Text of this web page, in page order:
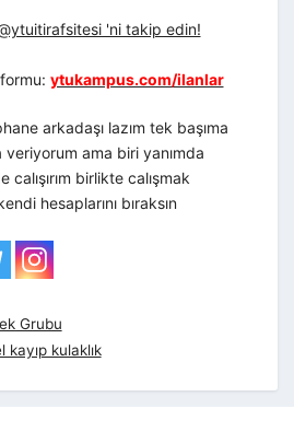
'ni takip edin!
ytukampus.com/ilanlar
arkadaşı lazım tek başıma
veriyorum ama biri yanımda
calışırım birlikte calışmak
hesaplarını bıraksın
Grubu
kulaklık